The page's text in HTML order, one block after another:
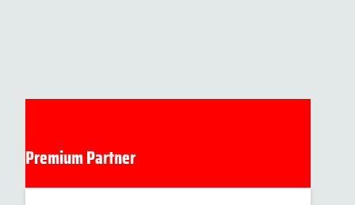
Premium Partner